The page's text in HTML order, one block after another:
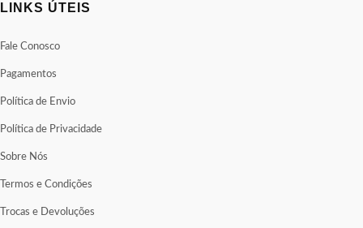
LINKS ÚTEIS
Fale Conosco
Pagamentos
Política de Envio
Política de Privacidade
Sobre Nós
Termos e Condições
Trocas e Devoluções